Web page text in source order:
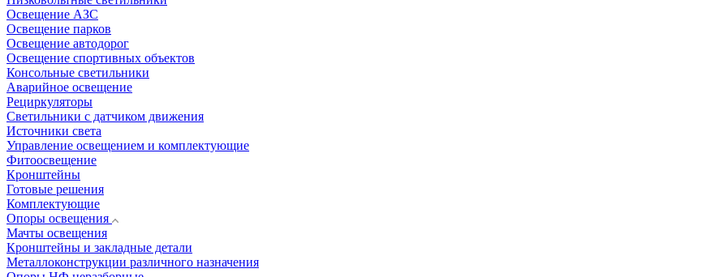
Освещение АЗС
Освещение парков
Освещение автодорог
Освещение спортивных объектов
Консольные светильники
Аварийное освещение
Рециркуляторы
Светильники с датчиком движения
Источники света
Управление освещением и комплектующие
Фитоосвещение
Кронштейны
Готовые решения
Комплектующие
Опоры освещения
Мачты освещения
Кронштейны и закладные детали
Металлоконструкции различного назначения